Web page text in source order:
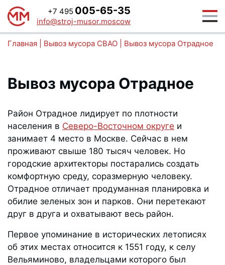
+7 495 005-65-35
info@stroj-musor.moscow
Главная Вывоз мусора СВАО Вывоз мусора Отрадное
Вывоз мусора Отрадное
Район Отрадное лидирует по плотности
населения в Северо-Восточном округе и
занимает 4 место в Москве. Сейчас в нем
проживают свыше 180 тысяч человек. Но
городские архитекторы постарались создать
комфортную среду, соразмерную человеку.
Отрадное отличает продуманная планировка и
обилие зеленых зон и парков. Они перетекают
друг в друга и охватывают весь район.
Первое упоминание в исторических летописях
об этих местах относится к 1551 году, к селу
Вельяминово, владельцами которого был